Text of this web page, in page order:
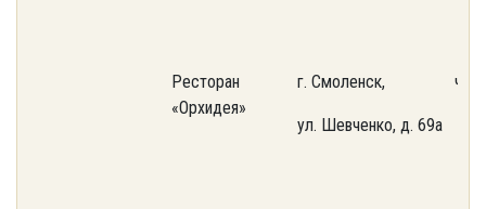
Ресторан
«Орхидея»
г. Смоленск,
ул. Шевченко, д. 69а